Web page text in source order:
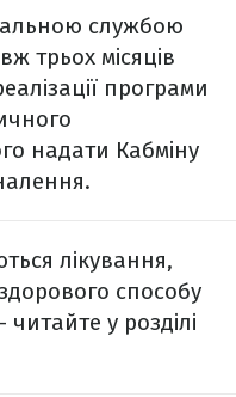
службою
трьох місяців
програми
надати Кабміну
лікування,
способу
у розділі